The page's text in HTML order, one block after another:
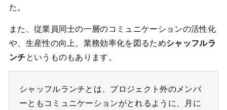
た。
また、従業員同士の一層のコミュニケーションの活性化
や、生産性の向上、業務効率化を図るためシャッフルラ
ンチというものもあります。
シャッフルランチとは、プロジェクト外のメンバ
ーともコミュニケーションがとれるように、月に